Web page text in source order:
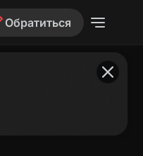
Обратиться